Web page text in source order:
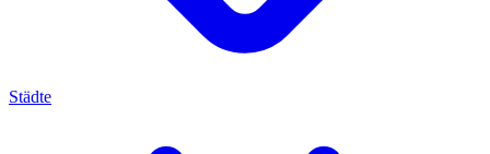
Städte